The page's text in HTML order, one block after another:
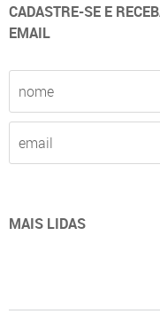
CADASTRE-SE E
EMAIL
MAIS LIDAS